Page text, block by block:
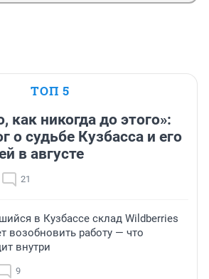
ТОП 5
как никогда до этого»:
о судьбе Кузбасса и его
в августе
21
в Кузбассе склад Wildberries
возобновить работу — что
внутри
9